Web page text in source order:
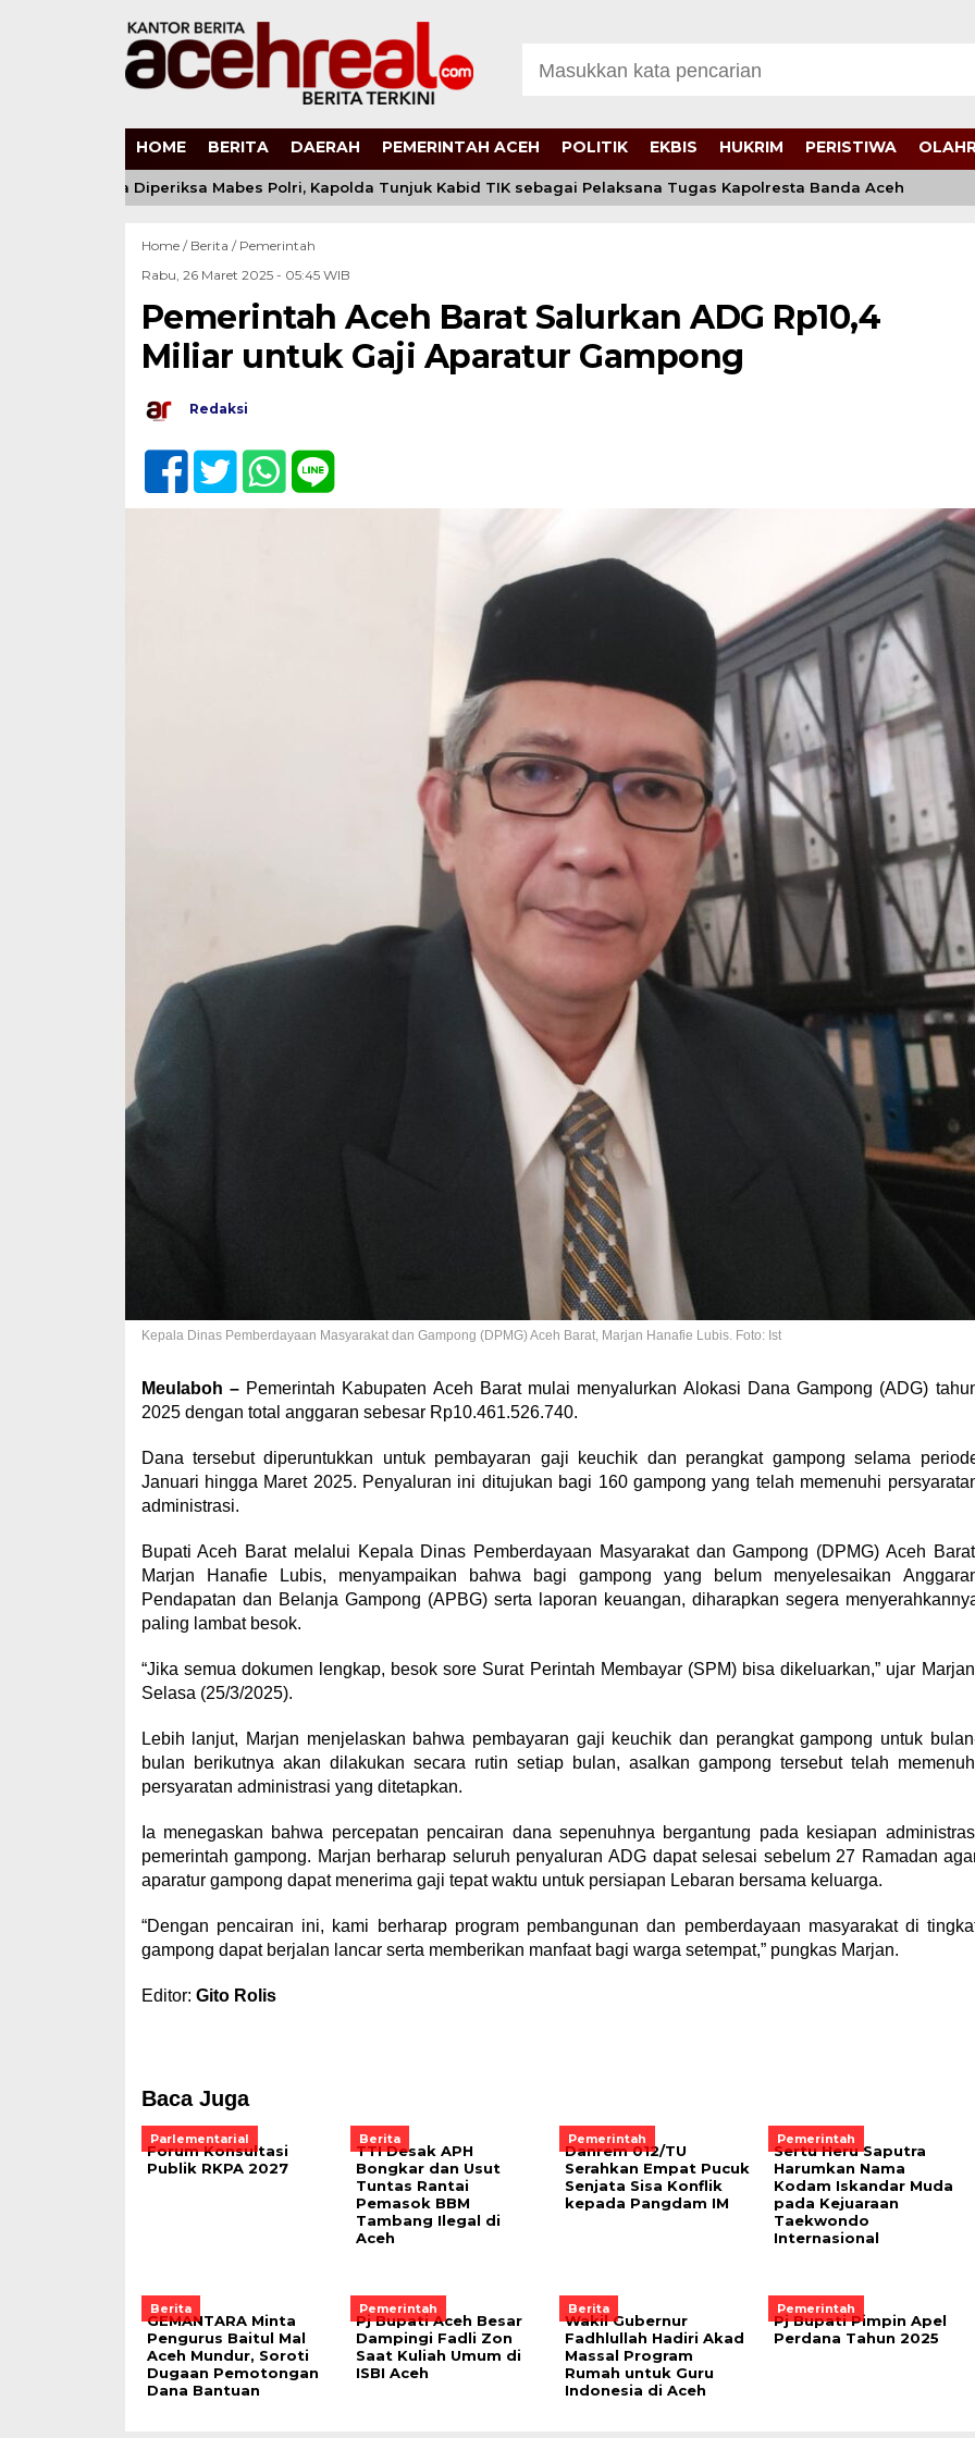
HOME BERITA DAERAH PEMERINTAH ACEH POLITIK EKBIS HUKRIM PERISTIWA
Andi Kirana Diperiksa Mabes Polri, Kapolda Tunjuk Kabid TIK sebagai Pelaksana Tugas Kapolresta Banda Aceh
Home / Berita / Pemerintah
Rabu, 26 Maret 2025 - 05:45 WIB
Pemerintah Aceh Barat Salurkan ADG Rp10,4
Miliar untuk Gaji Aparatur Gampong
Redaksi
Kepala Dinas Pemberdayaan Masyarakat dan Gampong (DPMG) Aceh Barat, Marjan Hanafie Lubis. Foto: Ist
Meulaboh –Pemerintah Kabupaten Aceh Barat mulai menyalurkan Alokasi Dana Gampong (ADG)
2025 dengan total anggaran sebesar Rp10.461.526.740.
Dana tersebut diperuntukkan untuk pembayaran gaji keuchik dan perangkat gampong selama
Januari hingga Maret 2025. Penyaluran ini ditujukan bagi 160 gampong yang telah memenuhi
administrasi.
Bupati Aceh Barat melalui Kepala Dinas Pemberdayaan Masyarakat dan Gampong (DPMG) Aceh
Marjan Hanafie Lubis, menyampaikan bahwa bagi gampong yang belum menyelesaikan
Pendapatan dan Belanja Gampong (APBG) serta laporan keuangan, diharapkan segera
paling lambat besok.
“Jika semua dokumen lengkap, besok sore Surat Perintah Membayar (SPM) bisa dikeluarkan,” ujar
Selasa (25/3/2025).
Lebih lanjut, Marjan menjelaskan bahwa pembayaran gaji keuchik dan perangkat gampong untuk
bulan berikutnya akan dilakukan secara rutin setiap bulan, asalkan gampong tersebut telah
persyaratan administrasi yang ditetapkan.
Ia menegaskan bahwa percepatan pencairan dana sepenuhnya bergantung pada kesiapan
pemerintah gampong. Marjan berharap seluruh penyaluran ADG dapat selesai sebelum 27 Ramadan
aparatur gampong dapat menerima gaji tepat waktu untuk persiapan Lebaran bersama keluarga.
“Dengan pencairan ini, kami berharap program pembangunan dan pemberdayaan masyarakat di
gampong dapat berjalan lancar serta memberikan manfaat bagi warga setempat,” pungkas Marjan.
Editor: Gito Rolis
Baca Juga
Parlementarial
Forum Konsultasi
Publik RKPA 2027
Berita
TTI Desak APH
Bongkar dan Usut
Tuntas Rantai
Pemasok BBM
Tambang Ilegal di
Aceh
Pemerintah
Danrem 012/TU
Serahkan Empat Pucuk
Senjata Sisa Konflik
kepada Pangdam IM
Pemerintah
Sertu Heru Saputra
Harumkan Nama
Kodam Iskandar Muda
pada Kejuaraan
Taekwondo
Internasional
Berita
GEMANTARA Minta
Pengurus Baitul Mal
Aceh Mundur, Soroti
Dugaan Pemotongan
Dana Bantuan
Pemerintah
Pj Bupati Aceh Besar
Dampingi Fadli Zon
Saat Kuliah Umum di
ISBI Aceh
Berita
Wakil Gubernur
Fadhlullah Hadiri Akad
Massal Program
Rumah untuk Guru
Indonesia di Aceh
Pemerintah
Pj Bupati Pimpin Apel
Perdana Tahun 2025